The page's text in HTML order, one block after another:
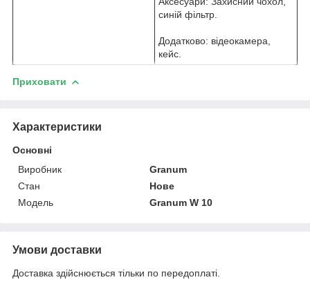
синій фільтр.
Додатково: відеокамера,
кейс.
Приховати
Характеристики
Основні
Виробник
Granum
Стан
Нове
Модель
Granum W 10
Умови доставки
Доставка здійснюється тільки по передоплаті.